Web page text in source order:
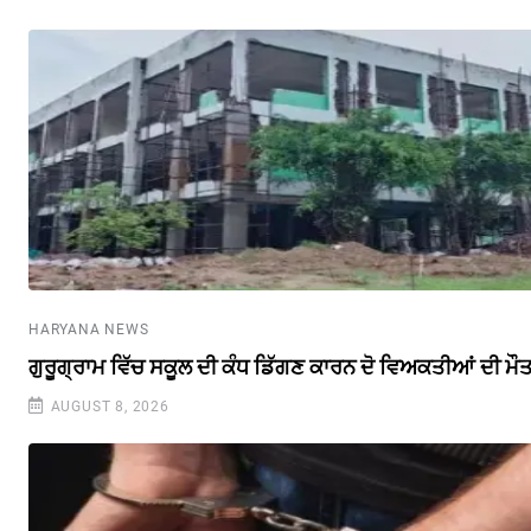
HARYANA NEWS
ਗੁਰੂਗ੍ਰਾਮ ਵਿੱਚ ਸਕੂਲ ਦੀ ਕੰਧ ਡਿੱਗਣ ਕਾਰਨ ਦੋ ਵਿਅਕਤੀਆਂ ਦੀ
AUGUST 8, 2026